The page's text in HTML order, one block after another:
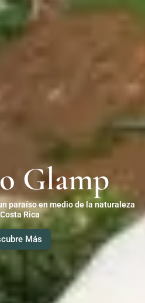
Glamp
paraíso en medio de la naturaleza
Rica
Más